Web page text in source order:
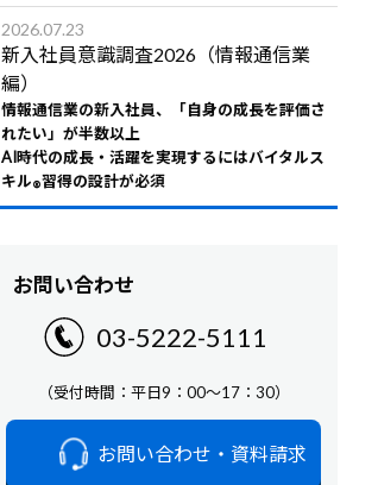
2026.07.23
新入社員意識調査2026（情報通信業
編）
情報通信業の新入社員、「自身の成長を評価さ
れたい」が半数以上
AI時代の成長・活躍を実現するにはバイタルス
キル®習得の設計が必須
お問い合わせ
03-5222-5111
（受付時間：平日9：00～17：30）
お問い合わせ・資料請求